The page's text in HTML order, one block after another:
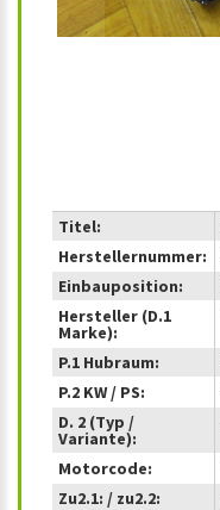
Titel:
Herstellernummer:
Einbauposition:
Hersteller (D.1
Marke):
P.1 Hubraum:
P.2 KW / PS:
D. 2 (Typ /
Variante):
Motorcode:
Zu2.1: / zu2.2: